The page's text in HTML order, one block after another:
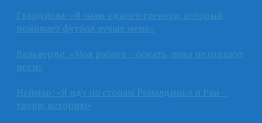
Гвардиола: «Я знаю одного тренера, который
понимает футбол лучше меня»
Вальверде: «Моя работа – бежать, пока не откажут
ноги»
Неймар: «Я иду по стопам Роналдиньо и Раи –
творю историю»